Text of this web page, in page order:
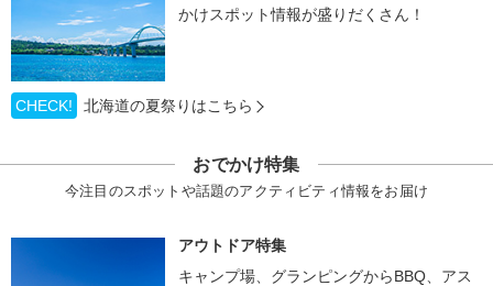
かけスポット情報が盛りだくさん！
CHECK! 北海道の夏祭りはこちら
おでかけ特集
今注目のスポットや話題のアクティビティ情報をお届け
アウトドア特集
キャンプ場、グランピングからBBQ、アス